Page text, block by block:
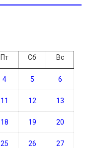
Пт Сб Вс
4 5 6
11 12 13
18 19 20
25 26 27